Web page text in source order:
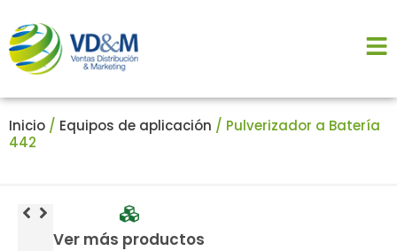
Inicio / Equipos de aplicación / Pulverizador a Batería
442
Ver más productos